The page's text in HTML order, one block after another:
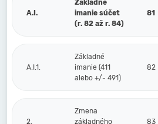
A.I.
Základné
imanie súčet
(r. 82 až r. 84)
81
A.I.1.
Základné
imanie (411
alebo +/- 491)
82
2.
Zmena
základného
83